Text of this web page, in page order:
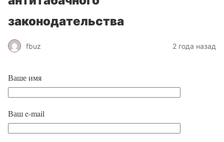
законодательства
fbuz 2 года назад
Ваше имя
Ваш e-mail